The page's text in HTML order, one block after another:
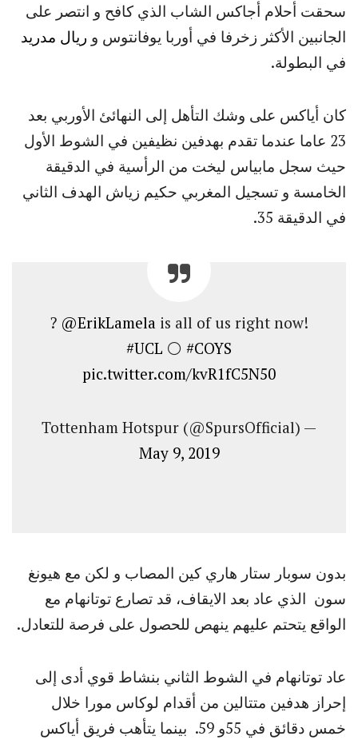
سحقت أحلام أجاكس الشاب الذي كافح و انتصر على
الجانبين الأكثر زخرفا في أوربا يوفانتوس و ريال مدريد
في البطولة.
كان أياكس على وشك التأهل إلى النهائئ الأوربي بعد
23 عاما عندما تقدم بهدفين نظيفين في الشوط الأول
حيث سجل مابياس ليخت من الرأسية في الدقيقة
الخامسة و تسجيل المغربي حكيم زياش الهدف الثاني
في الدقيقة 35.
? @ErikLamela is all of us right now!
#UCL ⚪️ #COYS
pic.twitter.com/kvR1fC5N50
— Tottenham Hotspur (@SpursOfficial)
May 9, 2019
بدون سوبار ستار هاري كين المصاب و لكن مع هيونغ
سون الذي عاد بعد الايقاف، قد تصارع توتانهام مع
الواقع يتحتم عليهم ينهص للحصول على فرصة للتعادل.
عاد توتانهام في الشوط الثاني بنشاط قوي أدى إلى
إحراز هدفين متتالين من أقدام لوكاس مورا خلال
خمس دقائق في 55و 59. بينما يتأهب فريق أياكس